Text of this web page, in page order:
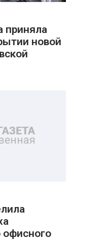
приняла
новой
офисного